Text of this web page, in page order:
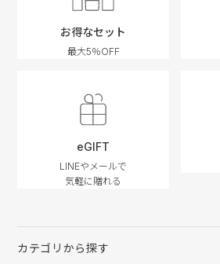
お得なセット
最大5％OFF
eGIFT
LINEやメールで
気軽に贈れる
カテゴリから探す